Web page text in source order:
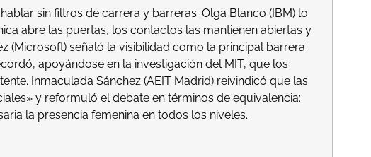
sin filtros de carrera y barreras. Olga Blanco (IBM) lo
abre las puertas, los contactos las mantienen abiertas y
(Microsoft) señaló la visibilidad como la principal barrera
apoyándose en la investigación del MIT, que los
Inmaculada Sánchez (AEIT Madrid) reivindicó que las
y reformuló el debate en términos de equivalencia:
la presencia femenina en todos los niveles.